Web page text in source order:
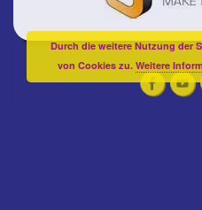
Durch die weitere Nutzung der
von Cookies zu. Weitere